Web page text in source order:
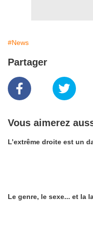
#News
Partager
Vous aimerez
L’extrême droite est un
Le genre, le sexe... et la